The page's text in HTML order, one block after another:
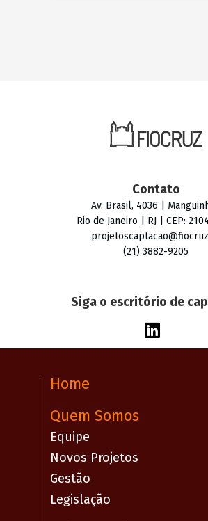
Contato
Av. Brasil, 4036 |
Rio de Janeiro | RJ | CEP:
(21) 3882-9205
Siga o escritório de
Home
Quem Somos
Equipe
Novos Projetos
Gestão
Legislação